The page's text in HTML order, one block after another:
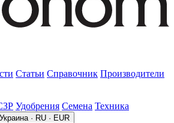
Статьи Справочник Производители
Удобрения Семена Техника
Украина · RU · EUR